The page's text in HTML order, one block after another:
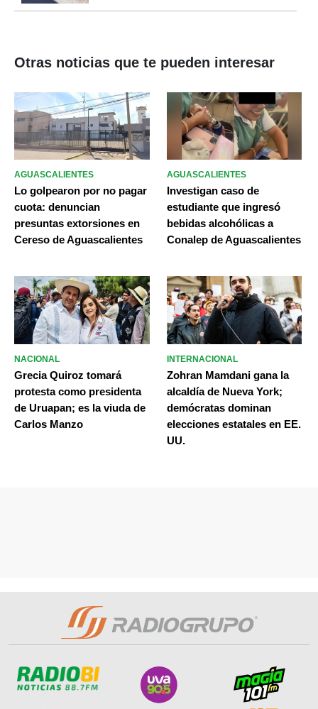
Otras noticias que te pueden interesar
AGUASCALIENTES
Lo golpearon por no pagar
cuota: denuncian
presuntas extorsiones en
Cereso de Aguascalientes
AGUASCALIENTES
Investigan caso de
estudiante que ingresó
bebidas alcohólicas a
Conalep de Aguascalientes
NACIONAL
Grecia Quiroz tomará
protesta como presidenta
de Uruapan; es la viuda de
Carlos Manzo
INTERNACIONAL
Zohran Mamdani gana la
alcaldía de Nueva York;
demócratas dominan
elecciones estatales en EE.
UU.